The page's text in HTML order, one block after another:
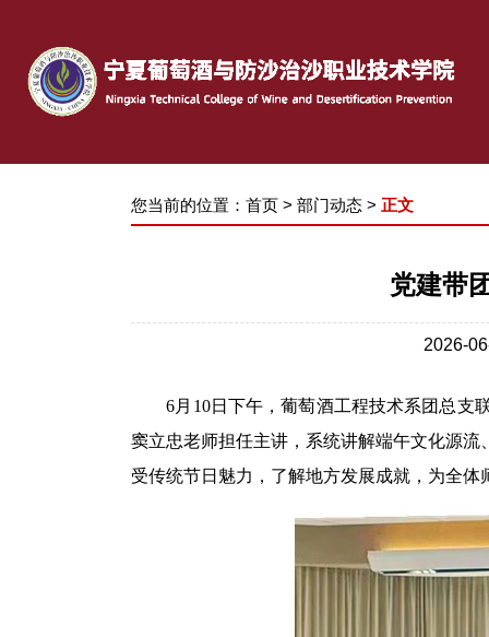
您当前的位置： 首页 > 部门动态 > 正文
党建带
2026-
6月 10日下午 ，葡萄酒工程技术系团总支
窦立忠老师担任主讲 ， 系统讲解端午文化源流
受传统节日魅力，了解地方发展成就，为全